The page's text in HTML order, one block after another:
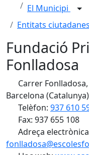
El Municipi
Entitats ciutadanes
Fundació
Fonlladosa
Carrer
Barcelona (Catalunya)
Telèfon: 937 610
Fax: 937 655 108
Adreça